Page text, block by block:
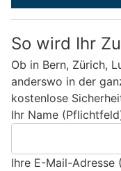
So wird Ihr
Ob in Bern, Zürich,
anderswo in der
kostenlose
Ihr Name
Ihre E-Mail-Adresse